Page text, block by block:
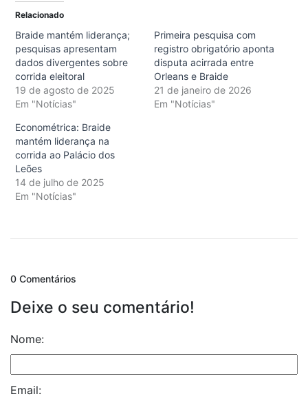
Relacionado
Braide mantém liderança;
pesquisas apresentam
dados divergentes sobre
corrida eleitoral
19 de agosto de 2025
Em "Notícias"
Primeira pesquisa com
registro obrigatório aponta
disputa acirrada entre
Orleans e Braide
21 de janeiro de 2026
Em "Notícias"
Econométrica: Braide
mantém liderança na
corrida ao Palácio dos
Leões
14 de julho de 2025
Em "Notícias"
0 Comentários
Deixe o seu comentário!
Nome:
Email: